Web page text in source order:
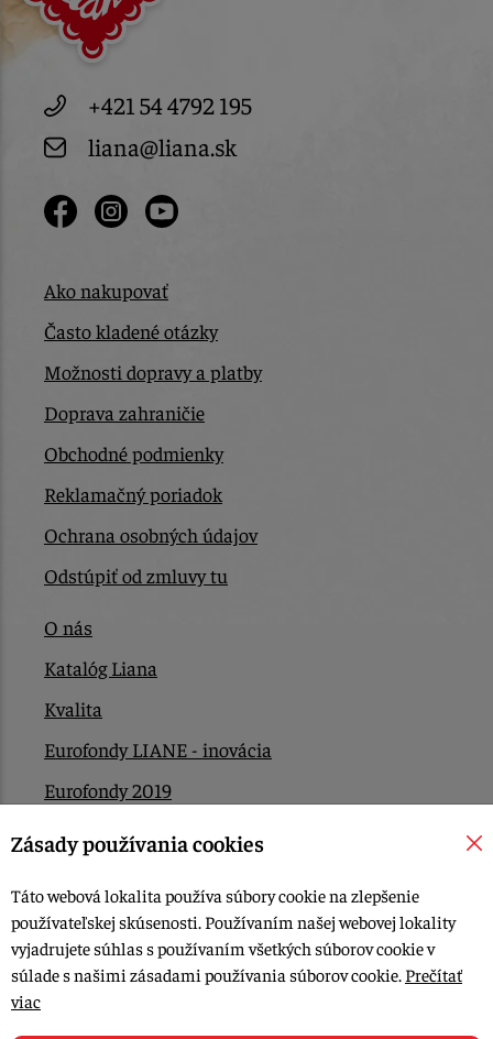
+421 54 4792 195
liana@liana.sk
Ako nakupovať
Často kladené otázky
Možnosti dopravy a platby
Doprava zahraničie
Obchodné podmienky
Reklamačný poriadok
Ochrana osobných údajov
Odstúpiť od zmluvy tu
O nás
Katalóg Liana
Kvalita
Eurofondy LIANE - inovácia
Eurofondy 2019
Eurofondy 2022/2023
Kontakt
© 2015-2026, LIANA GOLIAŠ s.r.o. všetky práva vyhradené.
Upraviť nastavenia Cookies
Zásady používania cookies
Táto webová lokalita používa súbory cookie na zlepšenie
používateľskej skúsenosti. Používaním našej webovej lokality
vyjadrujete súhlas s používaním všetkých súborov cookie v
súlade s našimi zásadami používania súborov cookie. Prečítať
viac